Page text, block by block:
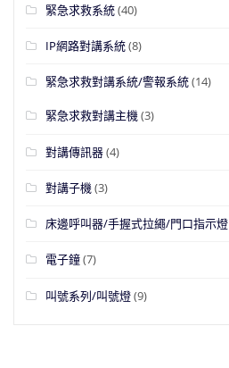
緊急求救系統(40)
IP網路對講系統(8)
緊急求救對講系統/警報系統(14)
緊急求救對講主機(3)
對講傳訊器(4)
對講子機(3)
床邊呼叫器/手握式拉繩/門口指示燈
電子鐘(7)
叫號系列/叫號燈(9)